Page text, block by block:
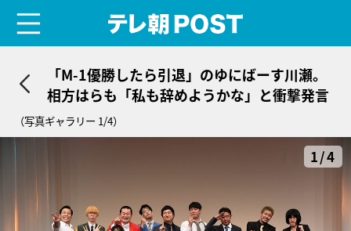
「M-1優勝したら引退」のゆにばーす川瀬。
相方はらも「私も辞めようかな」と衝撃発言
（写真ギャラリー 1/4）
1/4